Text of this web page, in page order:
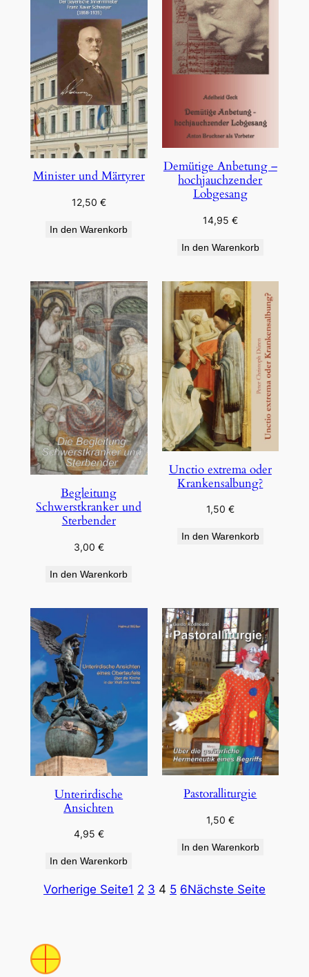
Minister und Märtyrer
12,50 €
In den Warenkorb
Demütige Anbetung –
hochjauchzender
Lobgesang
14,95 €
In den Warenkorb
Begleitung
Schwerstkranker und
Sterbender
3,00 €
In den Warenkorb
Unctio extrema oder
Krankensalbung?
1,50 €
In den Warenkorb
Unterirdische
Ansichten
4,95 €
In den Warenkorb
Pastoralliturgie
1,50 €
In den Warenkorb
Vorherige Seite1 2 3 4 5 6Nächste Seite